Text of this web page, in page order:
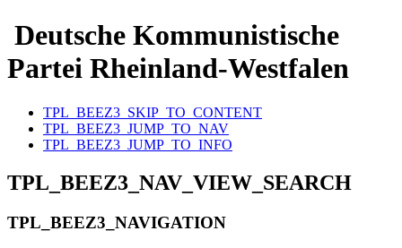
Deutsche Kommunistische
Partei Rheinland-Westfalen
TPL_BEEZ3_SKIP_TO_CONTENT
TPL_BEEZ3_JUMP_TO_NAV
TPL_BEEZ3_JUMP_TO_INFO
TPL_BEEZ3_NAV_VIEW_SEARCH
TPL_BEEZ3_NAVIGATION